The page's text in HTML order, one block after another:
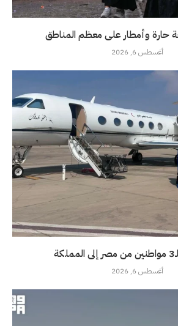
حارة وأمطار على معظم المناطق
أغسطس 6, 2026
أغسطس 6, 2026